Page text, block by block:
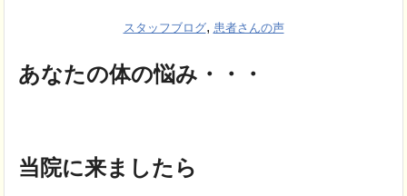
スタッフブログ, 患者さんの声
あなたの体の悩み・・・
当院に来ましたら